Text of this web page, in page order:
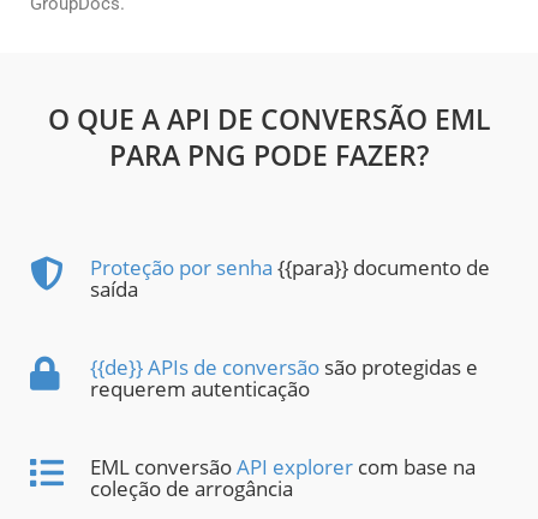
O QUE A API DE CONVERSÃO EML
PARA PNG PODE FAZER?
Proteção por senha {{para}} documento de
saída
{{de}} APIs de conversão são protegidas e
requerem autenticação
EML conversãoAPI explorer com base na
coleção de arrogância